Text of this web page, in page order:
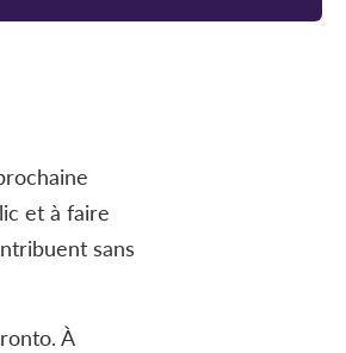
et à faire
sans
À